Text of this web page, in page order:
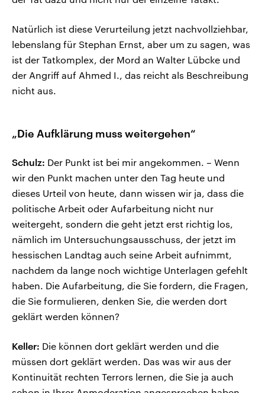
Natürlich ist diese Verurteilung jetzt nachvollziehbar,
lebenslang für Stephan Ernst, aber um zu sagen, was
ist der Tatkomplex, der Mord an Walter Lübcke und
der Angriff auf Ahmed I., das reicht als Beschreibung
nicht aus.
„Die Aufklärung muss weitergehen“
Schulz: Der Punkt ist bei mir angekommen. – Wenn
wir den Punkt machen unter den Tag heute und
dieses Urteil von heute, dann wissen wir ja, dass die
politische Arbeit oder Aufarbeitung nicht nur
weitergeht, sondern die geht jetzt erst richtig los,
nämlich im Untersuchungsausschuss, der jetzt im
hessischen Landtag auch seine Arbeit aufnimmt,
nachdem da lange noch wichtige Unterlagen gefehlt
haben. Die Aufarbeitung, die Sie fordern, die Fragen,
die Sie formulieren, denken Sie, die werden dort
geklärt werden können?
Keller: Die können dort geklärt werden und die
müssen dort geklärt werden. Das was wir aus der
Kontinuität rechten Terrors lernen, die Sie ja auch